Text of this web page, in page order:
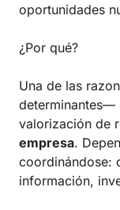
oportunidades
¿Por qué?
Una de las
determinantes—
valorización de
empresa.
coordinándose:
información,